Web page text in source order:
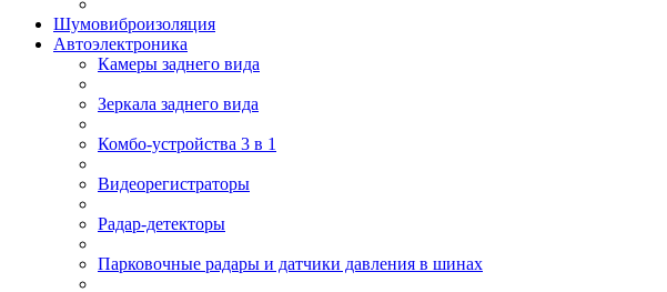
Шумовиброизоляция
Автоэлектроника
Камеры заднего вида
Зеркала заднего вида
Комбо-устройства 3 в 1
Видеорегистраторы
Радар-детекторы
Парковочные радары и датчики давления в шинах